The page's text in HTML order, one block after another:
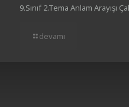
9.Sınıf 2.Tema Anlam Arayışı
devamı